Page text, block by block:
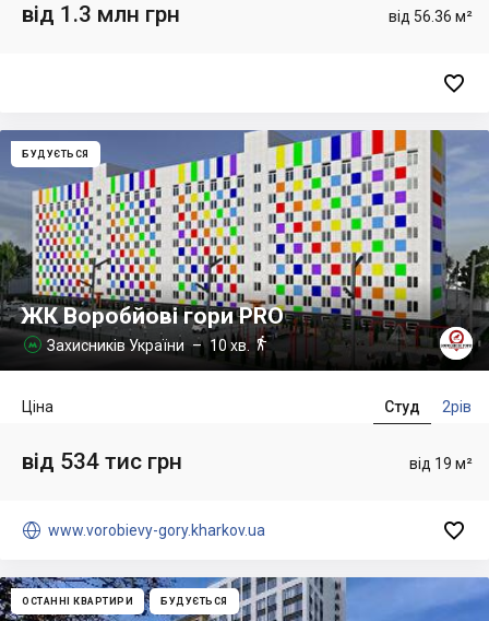
від 56.36 м²
від 1.3 млн грн

БУДУЄТЬСЯ
ЖК Воробйовi гори PRO
 Захисників України – 10 хв. 
Студ 2рів
Ціна
від 19 м²
від 534 тис грн
 www.vorobievy-gory.kharkov.ua 
ОСТАННІ КВАРТИРИ БУДУЄТЬСЯ